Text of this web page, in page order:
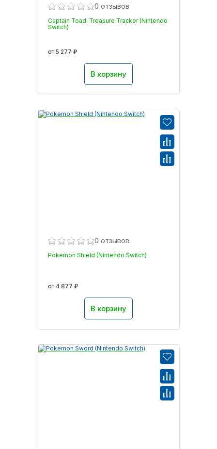
0 отзывов
Captain Toad: Treasure Tracker (Nintendo
Switch)
от 5 277 ₽
В корзину
0 отзывов
Pokemon Shield (Nintendo Switch)
от 4 877 ₽
В корзину